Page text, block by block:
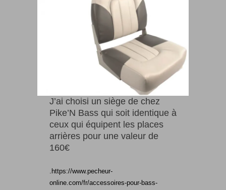
J’ai choisi un siège de chez
Pike’N Bass qui soit identique à
ceux qui équipent les places
arrières pour une valeur de
160€
.https://www.pecheur-
online.com/fr/accessoires-pour-bass-